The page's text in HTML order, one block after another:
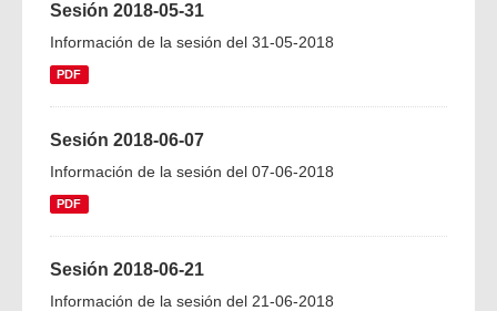
Sesión 2018-05-31
Información de la sesión del 31-05-2018
PDF
Sesión 2018-06-07
Información de la sesión del 07-06-2018
PDF
Sesión 2018-06-21
Información de la sesión del 21-06-2018